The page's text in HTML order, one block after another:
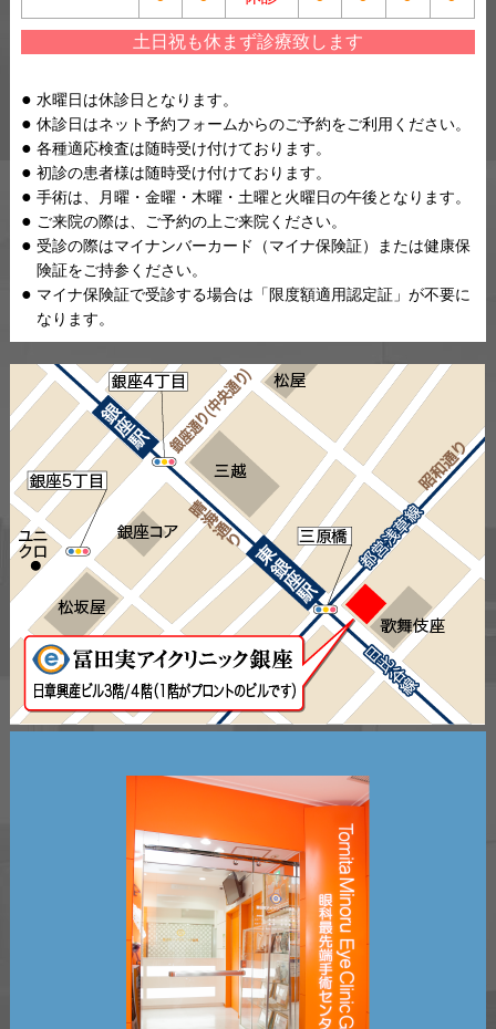
土日祝も休まず診療致します
水曜日は休診日となります。
休診日はネット予約フォームからのご予約をご利用ください。
各種適応検査は随時受け付けております。
初診の患者様は随時受け付けております。
手術は、月曜・金曜・木曜・土曜と火曜日の午後となります。
ご来院の際は、ご予約の上ご来院ください。
受診の際はマイナンバーカード（マイナ保険証）または健康保
険証をご持参ください。
マイナ保険証で受診する場合は「限度額適用認定証」が不要に
なります。